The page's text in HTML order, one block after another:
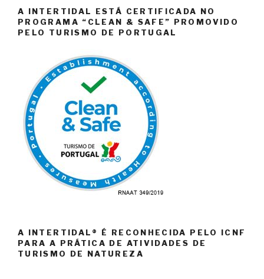
A INTERTIDAL ESTÁ CERTIFICADA NO
PROGRAMA “CLEAN & SAFE” PROMOVIDO
PELO TURISMO DE PORTUGAL
A INTERTIDAL® É RECONHECIDA PELO ICNF
PARA A PRÁTICA DE ATIVIDADES DE
TURISMO DE NATUREZA